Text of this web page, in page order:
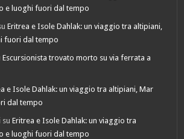
e luoghi fuori dal tempo
Eritrea e Isole Dahlak: un viaggio tra altipiani,
fuori dal tempo
Escursionista trovato morto su via ferrata a
e Isole Dahlak: un viaggio tra altipiani, Mar
dal tempo
suEritrea e Isole Dahlak: un viaggio tra
e luoghi fuori dal tempo